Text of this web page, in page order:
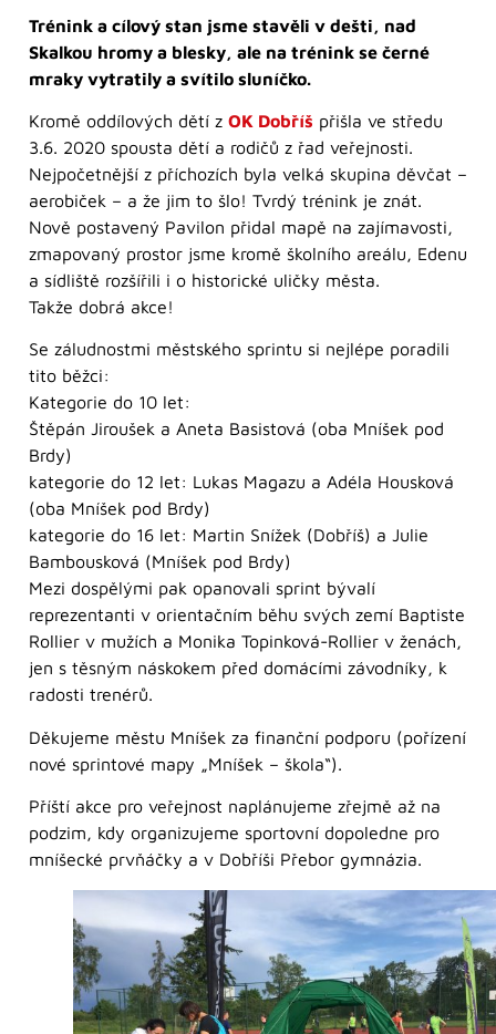
Trénink a cílový stan jsme stavěli v dešti, nad
Skalkou hromy a blesky, ale na trénink se černé
mraky vytratily a svítilo sluníčko.
Kromě oddílových dětí z OK Dobříš přišla ve středu
3.6. 2020 spousta dětí a rodičů z řad veřejnosti.
Nejpočetnější z příchozích byla velká skupina děvčat –
aerobiček – a že jim to šlo! Tvrdý trénink je znát.
Nově postavený Pavilon přidal mapě na zajímavosti,
zmapovaný prostor jsme kromě školního areálu, Edenu
a sídliště rozšířili i o historické uličky města.
Takže dobrá akce!
Se záludnostmi městského sprintu si nejlépe poradili
tito běžci:
Kategorie do 10 let:
Štěpán Jiroušek a Aneta Basistová (oba Mníšek pod
Brdy)
kategorie do 12 let: Lukas Magazu a Adéla Housková
(oba Mníšek pod Brdy)
kategorie do 16 let: Martin Snížek (Dobříš) a Julie
Bambousková (Mníšek pod Brdy)
Mezi dospělými pak opanovali sprint bývalí
reprezentanti v orientačním běhu svých zemí Baptiste
Rollier v mužích a Monika Topinková-Rollier v ženách,
jen s těsným náskokem před domácími závodníky, k
radosti trenérů.
Děkujeme městu Mníšek za finanční podporu (pořízení
nové sprintové mapy „Mníšek – škola“).
Příští akce pro veřejnost naplánujeme zřejmě až na
podzim, kdy organizujeme sportovní dopoledne pro
mníšecké prvňáčky a v Dobříši Přebor gymnázia.